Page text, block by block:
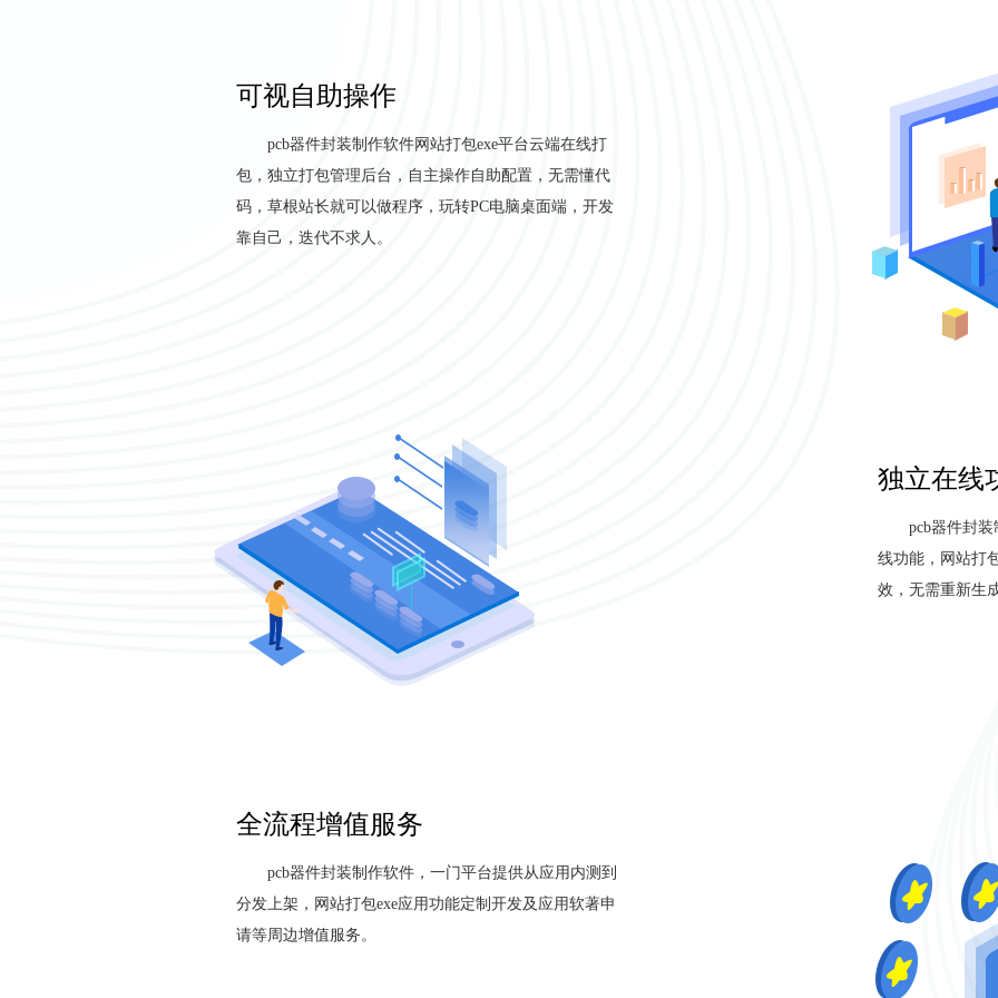
可视自助操作
pcb器件封装制作软件网站打包exe平台云端在线打
包，独立打包管理后台，自主操作自助配置，无需懂代
码，草根站长就可以做程序，玩转PC电脑桌面端，开发
靠自己，迭代不求人。
独立在线
pcb器件封
线功能，网站打
效，无需重新生
全流程增值服务
pcb器件封装制作软件，一门平台提供从应用内测到
分发上架，网站打包exe应用功能定制开发及应用软著申
请等周边增值服务。